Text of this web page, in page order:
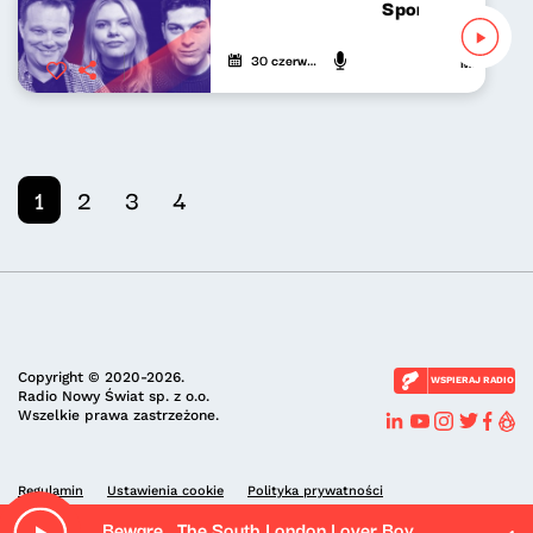
Sport do
30 czerwca 2024 Mikołaj
1 2 3 4
Copyright © 2020-2026.
Radio Nowy Świat sp. z o.o.
Wszelkie prawa zastrzeżone.
WSPIERAJ RADIO
Regulamin Ustawienia cookie Polityka prywatności